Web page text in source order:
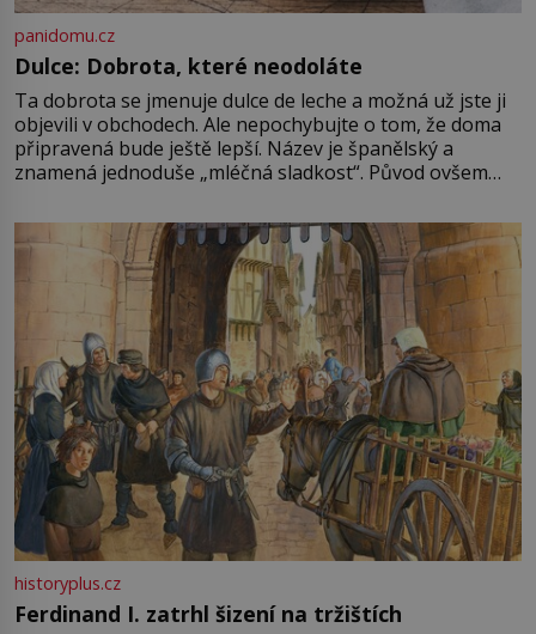
panidomu.cz
Dulce: Dobrota, které neodoláte
Ta dobrota se jmenuje dulce de leche a možná už jste ji
objevili v obchodech. Ale nepochybujte o tom, že doma
připravená bude ještě lepší. Název je španělský a
znamená jednoduše „mléčná sladkost“. Původ ovšem
pře hned několik latinskoamerických zemí a k tomu
Francie, kde se traduje,
historyplus.cz
Ferdinand I. zatrhl šizení na tržištích